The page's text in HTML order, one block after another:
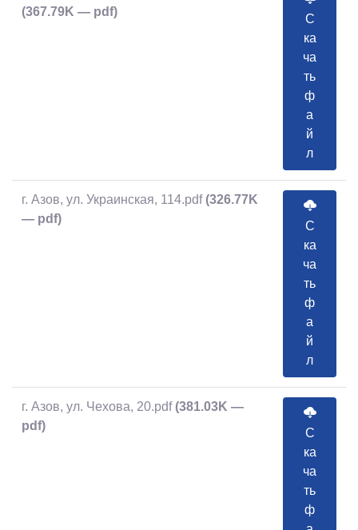
(367.79K — pdf)
С
ка
ча
ть
ф
а
й
л
г. Азов, ул. Украинская, 114.pdf (326.77K
— pdf)
С
ка
ча
ть
ф
а
й
л
г. Азов, ул. Чехова, 20.pdf (381.03K —
pdf)
С
ка
ча
ть
ф